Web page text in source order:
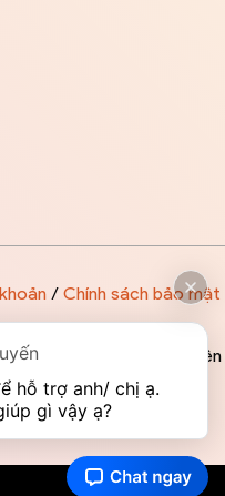
- Mọi thông tin trên
chất tham khảo
/ Chính sách bảo mật
hỗ trợ anh/ chị ạ.
gì vậy ạ?